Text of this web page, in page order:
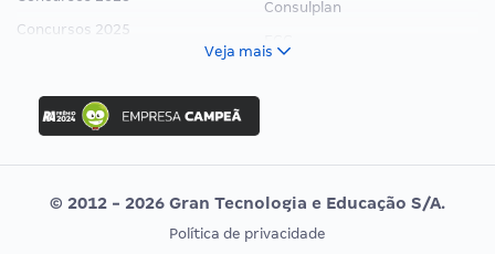
Concursos 2025
Concurso Ibama
Concurso MPU
Editais publicados
Consulplan
Vunesp
CONCURSOS POR PROFISSÃO
EXAME DE ORDEM
Veja mais
© 2012 - 2026 Gran Tecnologia e Educação S/A.
Política de privacidade